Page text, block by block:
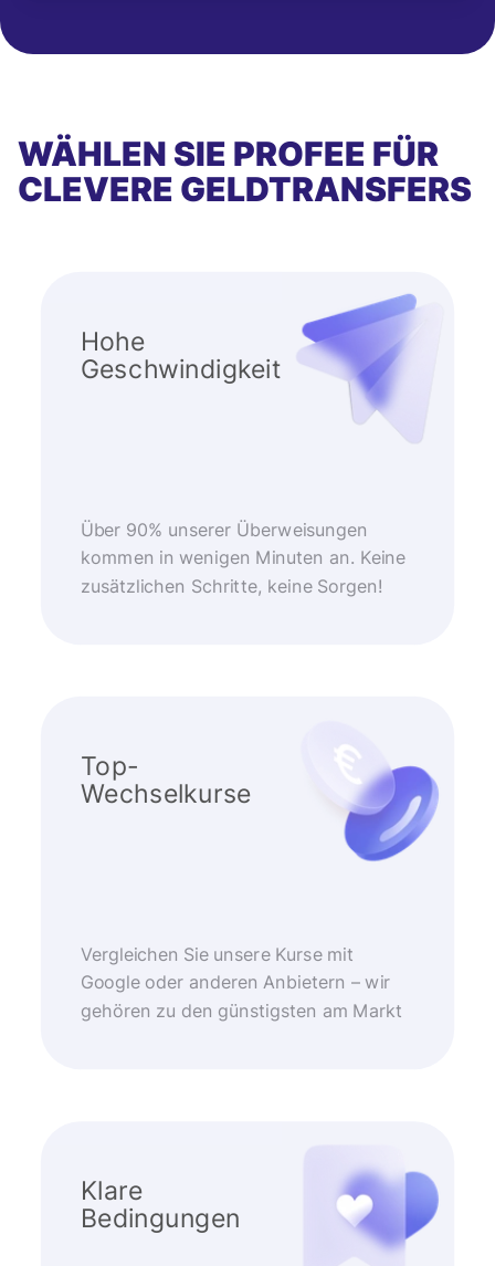
WÄHLEN SIE PROFEE FÜR
CLEVERE GELDTRANSFERS
Hohe
Geschwindigkeit
Über 90% unserer Überweisungen
kommen in wenigen Minuten an. Keine
zusätzlichen Schritte, keine Sorgen!
Top-
Wechselkurse
Vergleichen Sie unsere Kurse mit
Google oder anderen Anbietern – wir
gehören zu den günstigsten am Markt
Klare
Bedingungen